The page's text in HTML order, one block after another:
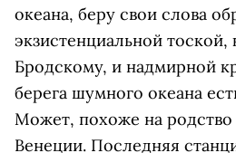
океана, беру свои слова
экзистенциальной
Бродскому, и надмирной
берега шумного океана
Может, похоже на родство
Венеции. Последняя